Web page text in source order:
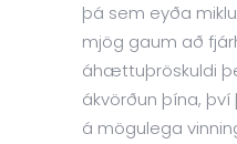
þá sem eyða
mjög gaum að
áhættuþröskuldi
ákvörðun þína,
á mögulega